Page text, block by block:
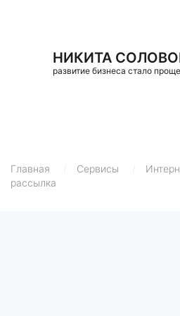
НИКИТА
развитие бизнеса стало проще
Главная Сервисы
рассылка